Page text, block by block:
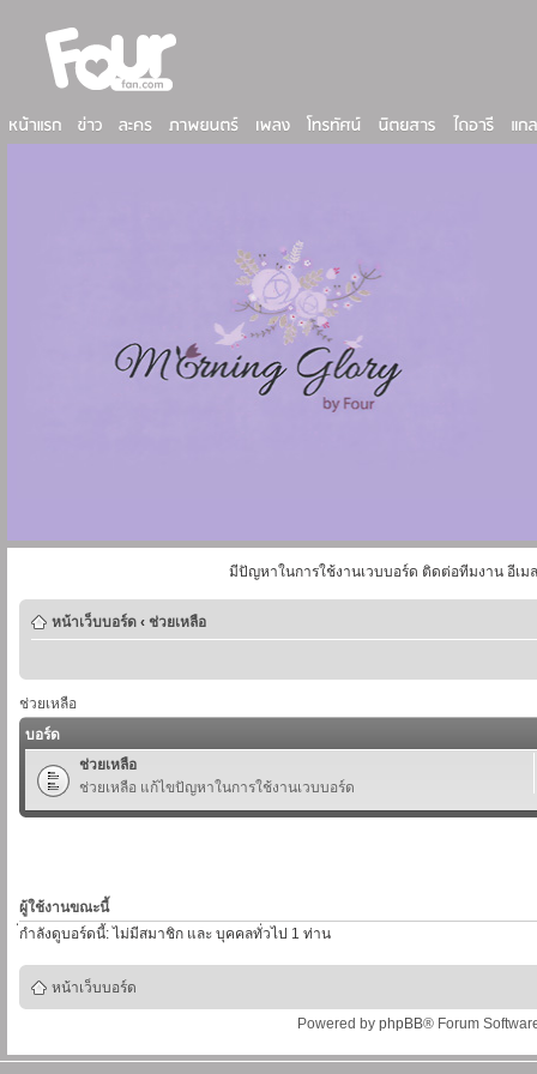
มีปัญหาในการใช้งานเวบบอร์ด ติดต่อทีมงาน อีเม
หน้าเว็บบอร์ด ‹ ช่วยเหลือ
ช่วยเหลือ
บอร์ด
ช่วยเหลือ
ช่วยเหลือ แก้ไขปัญหาในการใช้งานเวบบอร์ด
ผู้ใช้งานขณะนี้
่กำลังดูบอร์ดนี้: ไม่มีสมาชิก และ บุคคลทั่วไป 1 ท่าน
หน้าเว็บบอร์ด
Powered by phpBB® Forum